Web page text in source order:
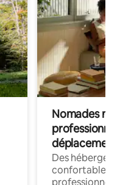
Nomades
déplacement
Des
confortables
professionnels